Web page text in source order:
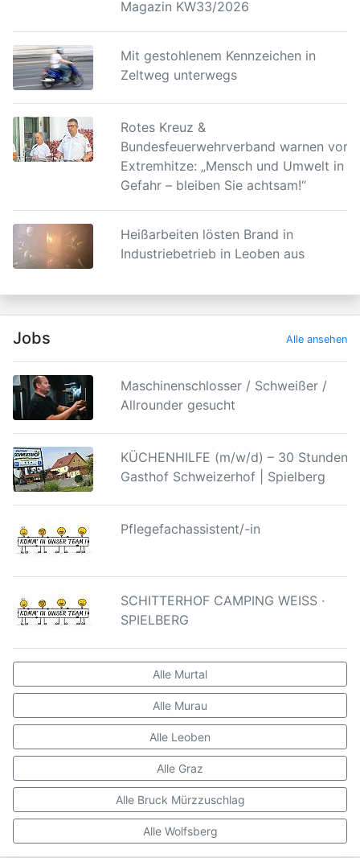
Magazin KW33/2026
Mit gestohlenem Kennzeichen in
Zeltweg unterwegs
Rotes Kreuz &
Bundesfeuerwehrverband warnen vor
Extremhitze: „Mensch und Umwelt in
Gefahr – bleiben Sie achtsam!“
Heißarbeiten lösten Brand in
Industriebetrieb in Leoben aus
Jobs Alle ansehen
Maschinenschlosser / Schweißer /
Allrounder gesucht
KÜCHENHILFE (m/w/d) – 30 Stunden |
Gasthof Schweizerhof | Spielberg
Pflegefachassistent/-in
SCHITTERHOF CAMPING WEISS ·
SPIELBERG
Alle Murtal
Alle Murau
Alle Leoben
Alle Graz
Alle Bruck Mürzzuschlag
Alle Wolfsberg